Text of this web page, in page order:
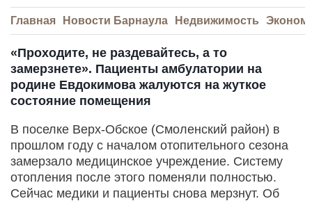
Главная Новости Барнаула Недвижимость
«Проходите, не раздевайтесь, а то
замерзнете». Пациенты амбулатории на
родине Евдокимова жалуются на жуткое
состояние помещения
В поселке Верх-Обское (Смоленский район) в
прошлом году с началом отопительного сезона
замерзало медицинское учреждение. Систему
отопления после этого поменяли полностью.
Сейчас медики и пациенты снова мерзнут. Об